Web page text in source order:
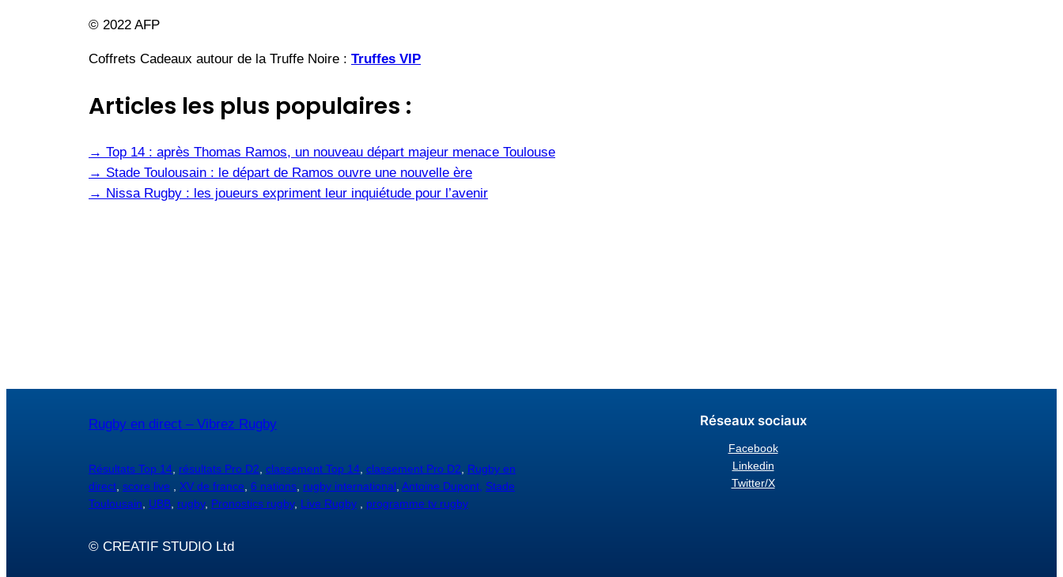
© 2022 AFP
Coffrets Cadeaux autour de la Truffe Noire : Truffes VIP
Articles les plus populaires :
→ Top 14 : après Thomas Ramos, un nouveau départ majeur menace Toulouse
→ Stade Toulousain : le départ de Ramos ouvre une nouvelle ère
→ Nissa Rugby : les joueurs expriment leur inquiétude pour l’avenir
Rugby en direct – Vibrez Rugby
Résultats Top 14 résultats Pro D2 classement Top 14 classement Pro D2
Rugby en
direct score live XV de france 6 nations rugby international Antoine Dupont, Stade
Toulousain
UBB rugby, Pronostics rugby, Live Rugby programme tv rugby
© CREATIF STUDIO Ltd
Réseaux sociaux
Facebook
Linkedin
Twitter/X